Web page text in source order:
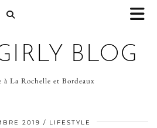
BLOG
La Rochelle et Bordeaux
2019 LIFESTYLE